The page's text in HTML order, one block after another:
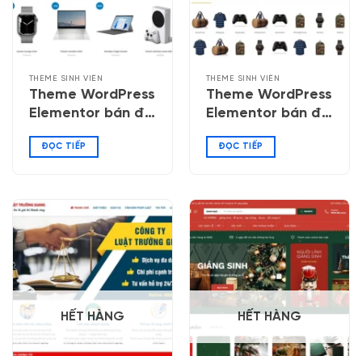
THEME SINH VIÊN
Theme WordPress
Elementor bán đồ
ĐỌC TIẾP
THEME SINH VIÊN
Theme WordPress
Elementor bán đồ
ĐỌC TIẾP
HẾT HÀNG HẾT HÀNG